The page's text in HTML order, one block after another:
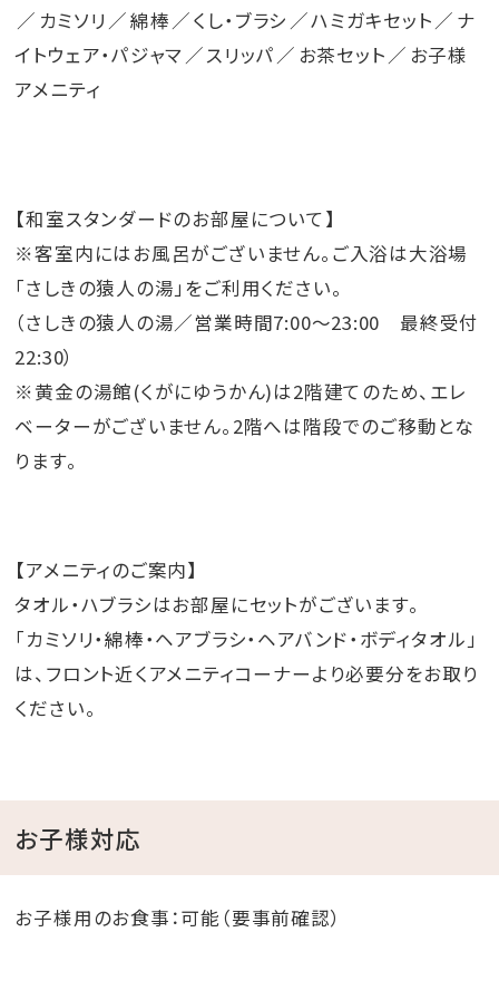
【工事期間】
令和8年7月13日（月）～令和8年8月31日（月）
は午前11時～午後2時(予定)
【対象施設】
レストランサンピア及びレストランサンピア周辺エリア
【営業について】
期間中の朝食、昼食、夕食営業につきましては、下記の
とおり営業いたします。
ンター棟2F宴会場「希望」
ご不明な点がございましたら、ホテルスタッフまでお気
軽にお問い合わせください。
今後も皆さまにより快適なご滞在をお楽しみいただけ
日を、スタッフ一同心より楽しみにしております。
天然温泉 猿人の湯 1階スペース改装工事のお知
カミソリ
綿棒 くし・ブラシ ハミガキセット
ナ
イトウェア・パジャマ
スリッパ お茶セット
お子様
アメニティ
【和室スタンダードのお部屋について】
※客室内にはお風呂がございません。ご入浴は大浴場
「さしきの猿人の湯」をご利用ください。
（さしきの猿人の湯／営業時間7:00～23:00 最終受付
22:30）
※黄金の湯館(くがにゆうかん)は2階建てのため、エレ
ベーターがございません。2階へは階段でのご移動とな
ります。
【アメニティのご案内】
タオル・ハブラシはお部屋にセットがございます。
「カミソリ・綿棒・ヘアブラシ・ヘアバンド・ボディタオル」
は、フロント近くアメニティコーナーより必要分をお取り
ください。
お子様対応
お子様用のお食事：可能（要事前確認）